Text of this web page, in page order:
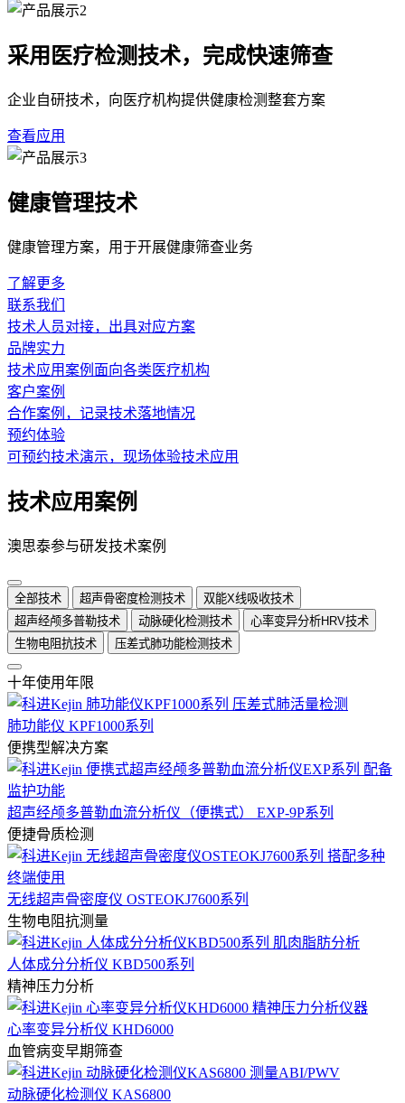
采用医疗检测技术，完成快速筛查
企业自研技术，向医疗机构提供健康检测整套方案
查看应用
健康管理技术
健康管理方案，用于开展健康筛查业务
了解更多
联系我们
技术人员对接，出具对应方案
品牌实力
技术应用案例面向各类医疗机构
客户案例
合作案例，记录技术落地情况
预约体验
可预约技术演示，现场体验技术应用
技术应用案例
澳思泰参与研发技术案例
全部技术 超声骨密度检测技术
双能X线吸收技术
超声经颅多普勒技术
动脉硬化检测技术
心率变异分析HRV技术
生物电阻抗技术
压差式肺功能检测技术
十年使用年限
肺功能仪 KPF1000系列
便携型解决方案
超声经颅多普勒血流分析仪（便携式） EXP-9P系列
便捷骨质检测
无线超声骨密度仪 OSTEOKJ7600系列
生物电阻抗测量
人体成分分析仪 KBD500系列
精神压力分析
心率变异分析仪 KHD6000
血管病变早期筛查
动脉硬化检测仪 KAS6800